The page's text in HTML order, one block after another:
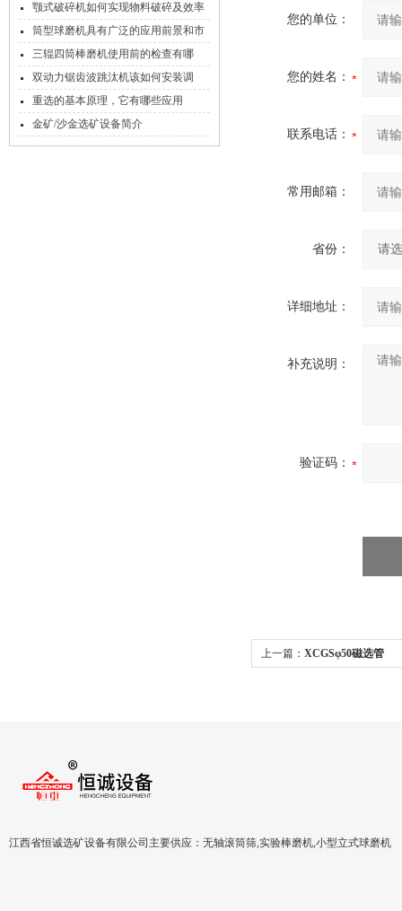
颚式破碎机如何实现物料破碎及效率
影响因素
筒型球磨机具有广泛的应用前景和市
场需求
三辊四筒棒磨机使用前的检查有哪
些？
双动力锯齿波跳汰机该如何安装调
试？
重选的基本原理，它有哪些应用
金矿/沙金选矿设备简介
您的单位：
您的姓名：
联系电话：
常用邮箱：
省份：
详细地址：
补充说明：
验证码：
上一篇： XCGSφ50磁选管
江西省恒诚选矿设备有限公司主要供应：无轴滚筒筛,实验棒磨机,小型立式球磨机